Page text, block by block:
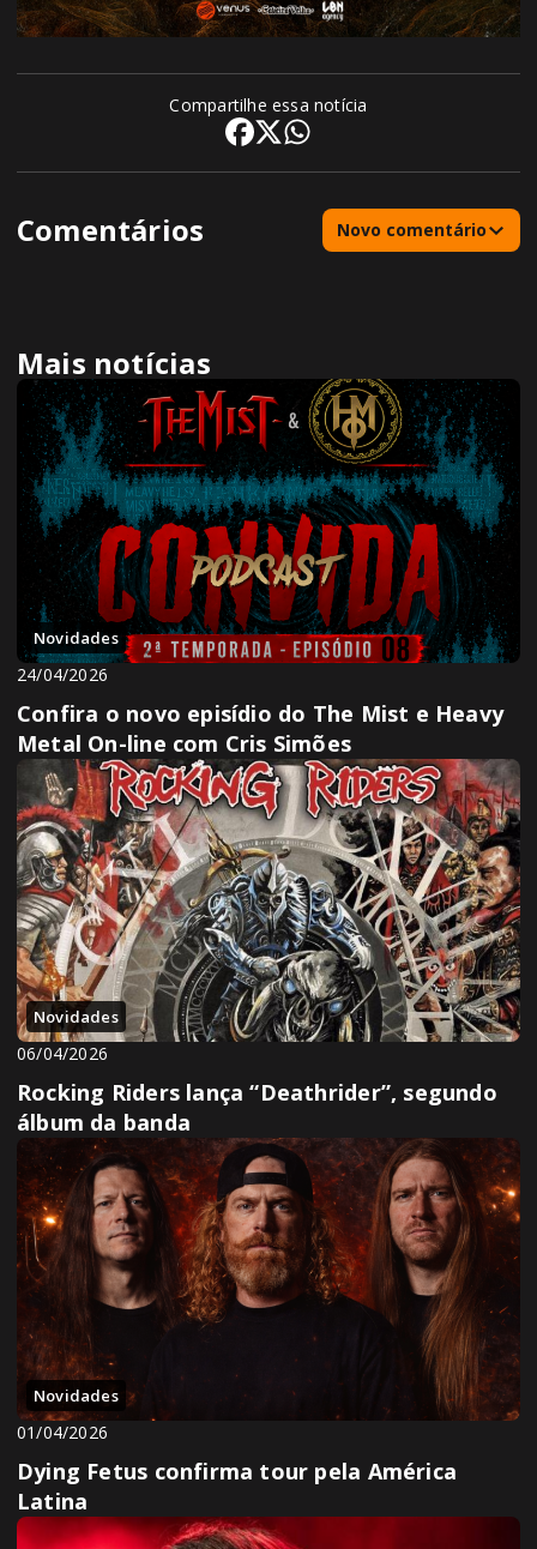
Compartilhe essa notícia
Comentários Novo comentário
Mais notícias
Novidades
24/04/2026
Confira o novo episídio do The Mist e Heavy
Metal On-line com Cris Simões
Novidades
06/04/2026
Rocking Riders lança “Deathrider”, segundo
álbum da banda
Novidades
01/04/2026
Dying Fetus confirma tour pela América
Latina